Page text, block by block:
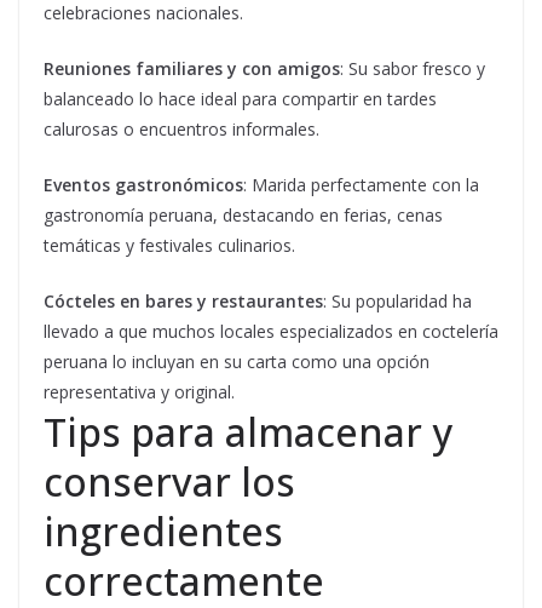
celebraciones nacionales.
Reuniones familiares y con amigos: Su sabor fresco y
balanceado lo hace ideal para compartir en tardes
calurosas o encuentros informales.
Eventos gastronómicos: Marida perfectamente con la
gastronomía peruana, destacando en ferias, cenas
temáticas y festivales culinarios.
Cócteles en bares y restaurantes: Su popularidad ha
llevado a que muchos locales especializados en coctelería
peruana lo incluyan en su carta como una opción
representativa y original.
Tips para almacenar y
conservar los
ingredientes
correctamente